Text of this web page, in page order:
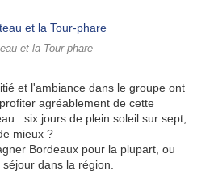
et la Tour-phare
et l'ambiance dans le groupe ont
agréablement de cette
: six jours de plein soleil sur sept,
mieux ?
Bordeaux pour la plupart, ou
dans la région.